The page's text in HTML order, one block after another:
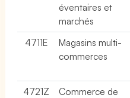
éventaires et
marchés
4711E
Magasins multi-
commerces
4721Z
Commerce de